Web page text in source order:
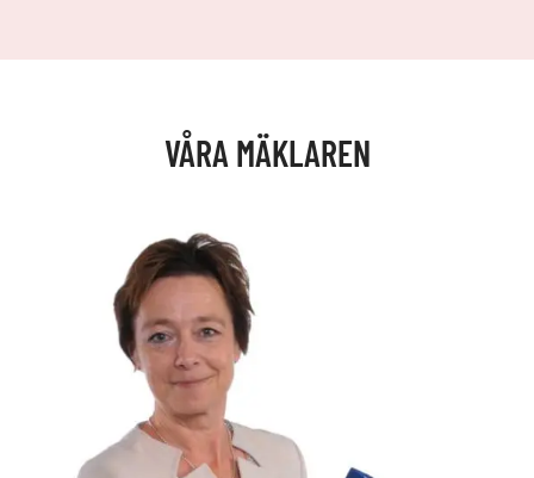
VÅRA MÄKLAREN